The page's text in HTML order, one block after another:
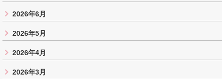
2026年6月
2026年5月
2026年4月
2026年3月